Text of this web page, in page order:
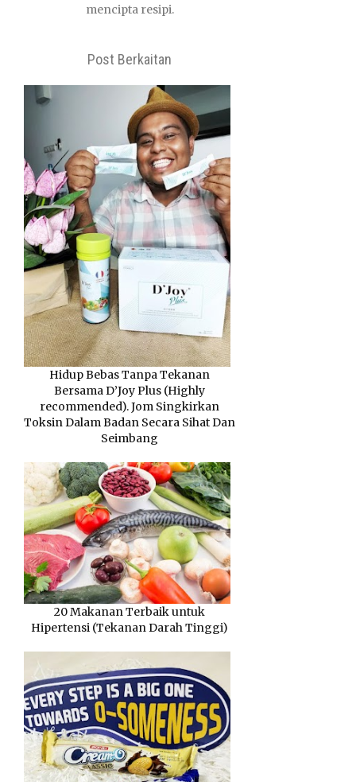
mencipta resipi.
Post Berkaitan
Hidup Bebas Tanpa Tekanan
Bersama D’Joy Plus (Highly
recommended). Jom Singkirkan
Toksin Dalam Badan Secara Sihat Dan
Seimbang
20 Makanan Terbaik untuk
Hipertensi (Tekanan Darah Tinggi)